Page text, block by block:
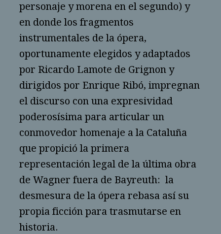
personaje y morena en el segundo) y
en donde los fragmentos
instrumentales de la ópera,
oportunamente elegidos y adaptados
por Ricardo Lamote de Grignon y
dirigidos por Enrique Ribó, impregnan
el discurso con una expresividad
poderosísima para articular un
conmovedor homenaje a la Cataluña
que propició la primera
representación legal de la última obra
de Wagner fuera de Bayreuth: la
desmesura de la ópera rebasa así su
propia ficción para trasmutarse en
historia.